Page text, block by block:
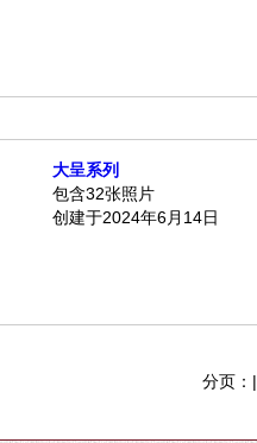
大呈系列
包含32张照片
创建于2024年6月14日
分页：|